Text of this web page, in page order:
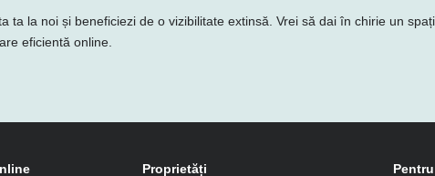
la noi și beneficiezi de o vizibilitate extinsă. Vrei să dai în chirie un
eficientă online.
Proprietăți